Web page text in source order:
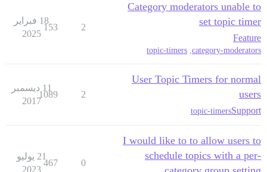
Category moderators unable to
set topic timer
Feature
category-moderators
,
topic-timers
2
153
18 فبراير
2025
User Topic Timers for normal
users
Support
topic-timers
2
1089
11 ديسمبر
2017
I would like to to allow users to
schedule topics with a per-
0
467
21 يوليو
2023